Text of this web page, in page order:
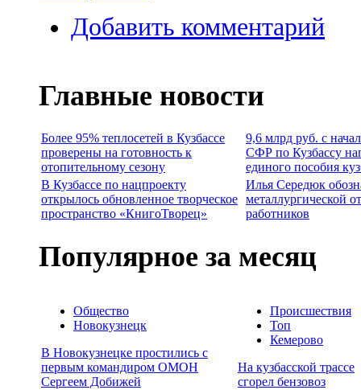
Добавить комментарий
Главные новости
Более 95% теплосетей в Кузбассе
проверены на готовность к
отопительному сезону
9,6 млрд руб. с
СФР по Кузбассу
единого пособия
В Кузбассе по нацпроекту
открылось обновленное творческое
пространство «КнигоТворец»
Илья Середюк
металлургической
работников
Популярное за месяц
Общество
Новокузнецк
В Новокузнецке простились с
первым командиром ОМОН
Сергеем Добижей
Происшествия
Топ
Кемерово
На кузбасской трассе
сгорел бензовоз